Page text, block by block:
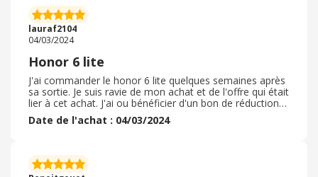
Honor est vraiment d'une qualité inestimable. Merci
beaucoup à EbuyClub d'avoir ce partenariat avec Honor.
Je fais des économies grâce à vous! Merci infiniment.
N'hésitez pas à faire comme moi, c'est vraiment très
facile!
lauraf2104
04/03/2024
Honor 6 lite
J'ai commander le honor 6 lite quelques semaines après
sa sortie. Je suis ravie de mon achat et de l'offre qui était
lier à cet achat. J'ai ou bénéficier d'un bon de réduction
directement sur le site et d'un cadeau offert. Ce
téléphone correspond à mes attentes et à mes besoins.
échange d'un code reçu j'ai pu récupèrer mon colis
directement à mon domicile. Si vous hésiter encore allez
Date de l'achat : 04/03/2024